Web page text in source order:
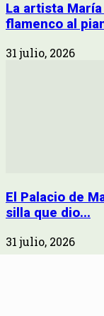
La artista
flamenco al
31 julio, 2026
El Palacio de
silla que dio...
31 julio, 2026